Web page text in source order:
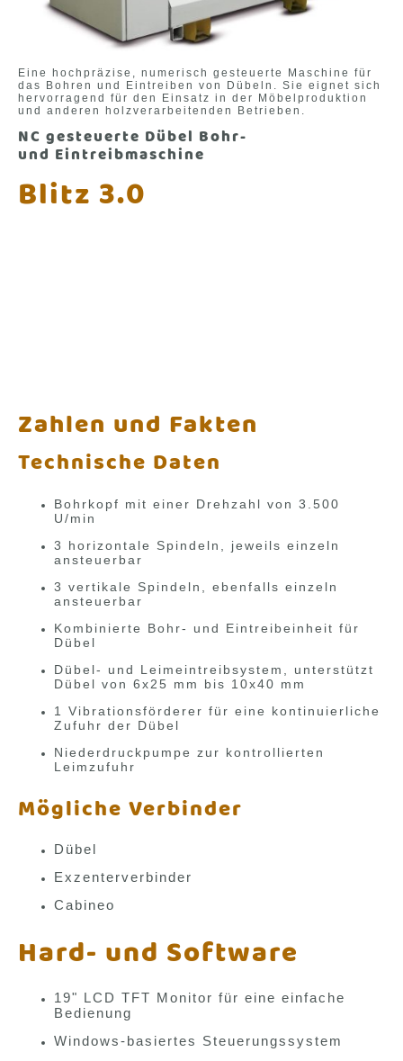
Eine hochpräzise, numerisch gesteuerte Maschine für
das Bohren und Eintreiben von Dübeln. Sie eignet sich
hervorragend für den Einsatz in der Möbelproduktion
und anderen holzverarbeitenden Betrieben.
NC gesteuerte Dübel Bohr-
und Eintreibmaschine
Blitz 3.0
Zahlen und Fakten
Technische Daten
Bohrkopf mit einer Drehzahl von 3.500
U/min
3 horizontale Spindeln, jeweils einzeln
ansteuerbar
3 vertikale Spindeln, ebenfalls einzeln
ansteuerbar
Kombinierte Bohr- und Eintreibeinheit für
Dübel
Dübel- und Leimeintreibsystem, unterstützt
Dübel von 6x25 mm bis 10x40 mm
1 Vibrationsförderer für eine kontinuierliche
Zufuhr der Dübel
Niederdruckpumpe zur kontrollierten
Leimzufuhr
Mögliche Verbinder
Dübel
Exzenterverbinder
Cabineo
Hard- und Software
19" LCD TFT Monitor für eine einfache
Bedienung
Windows-basiertes Steuerungssystem